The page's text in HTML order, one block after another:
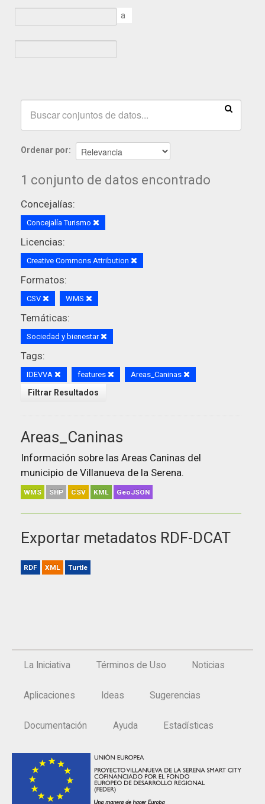
a
Ordenar por
1 conjunto de datos encontrado
Concejalías:
Concejalía Turismo
Licencias:
Creative Commons Attribution
Formatos:
CSV WMS
Temáticas:
Sociedad y bienestar
Tags:
IDEVVA features Areas_Caninas
Filtrar Resultados
Areas_Caninas
Información sobre las Areas Caninas del
municipio de Villanueva de la Serena.
WMS SHP CSV KML GeoJSON
Exportar metadatos RDF-DCAT
RDF XML Turtle
La Iniciativa Términos de Uso Noticias
Aplicaciones Ideas Sugerencias
Documentación Ayuda Estadísticas